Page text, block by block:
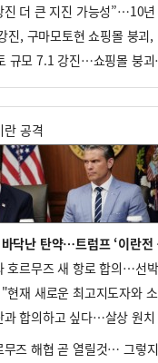
일본구마
란 공격
전쟁
이